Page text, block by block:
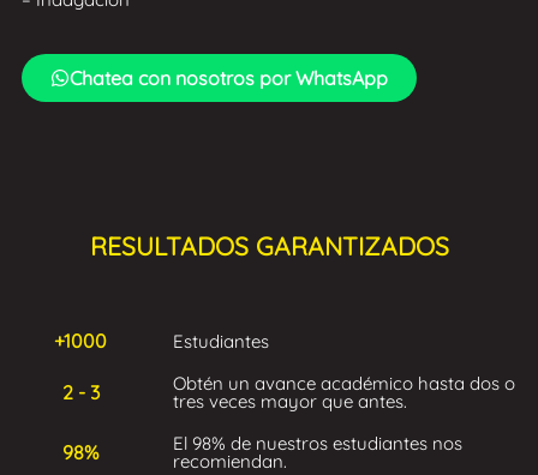
Chatea con nosotros por WhatsApp
RESULTADOS GARANTIZADOS
+1000 Estudiantes
2 - 3 Obtén un avance académico hasta dos o
tres veces mayor que antes.
98% El 98% de nuestros estudiantes nos
recomiendan.